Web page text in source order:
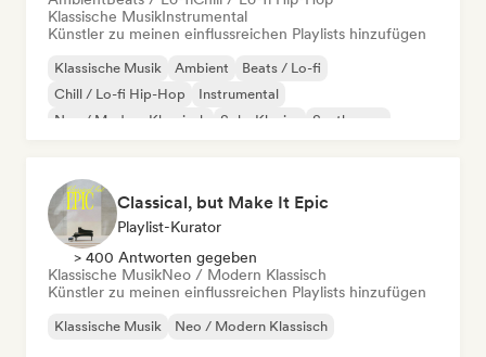
Klassische MusikInstrumental
Künstler zu meinen einflussreichen Playlists hinzufügen
Klassische Musik Ambient
Beats / Lo-fi
Chill / Lo-fi Hip-Hop
Instrumental
Neo / Modern Klassisch
Solo-Klavier Synthwave
Classical, but Make It Epic
Playlist-Kurator
> 400 Antworten gegeben
Klassische MusikNeo / Modern Klassisch
Künstler zu meinen einflussreichen Playlists hinzufügen
Klassische Musik Neo / Modern Klassisch